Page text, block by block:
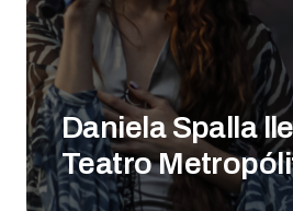
Daniela Spalla
Teatro